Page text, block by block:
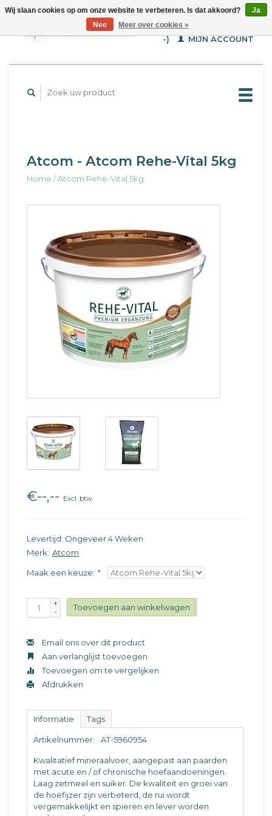
WINKELWAGEN (€--,-
-)
MIJN ACCOUNT
Atcom - Atcom Rehe-Vital 5kg
Home /Atcom Rehe-Vital 5kg
€--,-- Excl. btw
Levertijd: Ongeveer 4 Weken
Merk: Atcom
Maak een keuze: *
+
-
Toevoegen aan winkelwagen
Email ons over dit product
Aan verlanglijst toevoegen
Toevoegen om te vergelijken
Afdrukken
Informatie Tags
Artikelnummer: AT-5960954
Kwalitatief mineraalvoer, aangepast aan paarden
met acute en / of chronische hoefaandoeningen.
Laag zetmeel en suiker. De kwaliteit en groei van
de hoefijzer zijn verbeterd, de rui wordt
vergemakkelijkt en spieren en lever worden
Wij slaan cookies op om onze website te verbeteren. Is dat akkoord?
Ja
Nee
Meer over cookies »